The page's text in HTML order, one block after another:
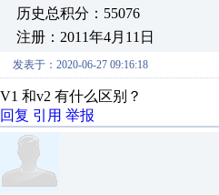
历史总积分：55076
注册：2011年4月11日
发表于：2020-06-27 09:16:18
V1 和v2 有什么区别？
回复 引用 举报